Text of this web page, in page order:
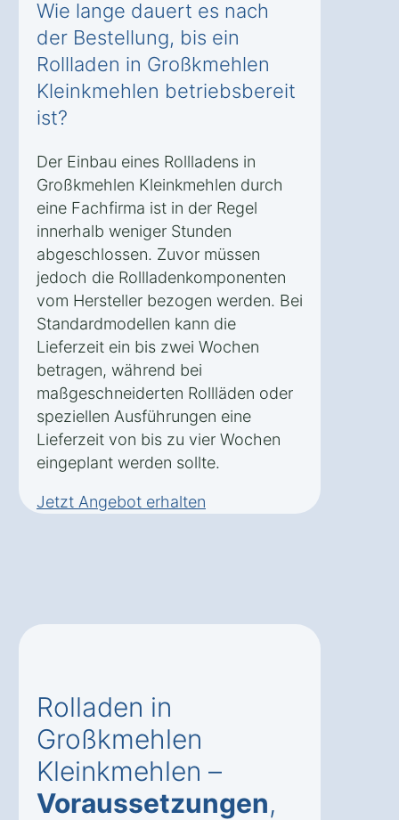
Wie lange dauert es nach
der Bestellung, bis ein
Rollladen in Großkmehlen
Kleinkmehlen betriebsbereit
ist?
Der Einbau eines Rollladens in
Großkmehlen Kleinkmehlen durch
eine Fachfirma ist in der Regel
innerhalb weniger Stunden
abgeschlossen. Zuvor müssen
jedoch die Rollladenkomponenten
vom Hersteller bezogen werden. Bei
Standardmodellen kann die
Lieferzeit ein bis zwei Wochen
betragen, während bei
maßgeschneiderten Rollläden oder
speziellen Ausführungen eine
Lieferzeit von bis zu vier Wochen
eingeplant werden sollte.
Jetzt Angebot erhalten
Rolladen in
Großkmehlen
Kleinkmehlen –
Voraussetzungen,